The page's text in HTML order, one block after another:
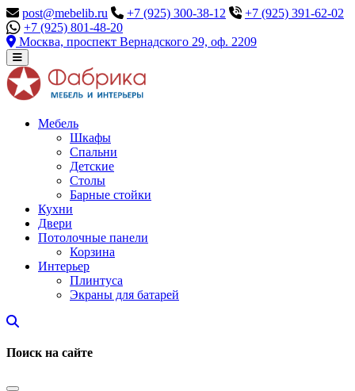
post@mebelib.ru +7 (925) 300-38-12
+7 (925) 391-62-02
+7 (925) 801-48-20
Москва, проспект Вернадского 29, оф. 2209
Мебель
Шкафы
Спальни
Детские
Столы
Барные стойки
Кухни
Двери
Потолочные панели
Корзина
Интерьер
Плинтуса
Экраны для батарей
Поиск на сайте